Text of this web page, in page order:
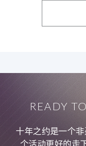
READY
十年之约是一个
个活动更好的走